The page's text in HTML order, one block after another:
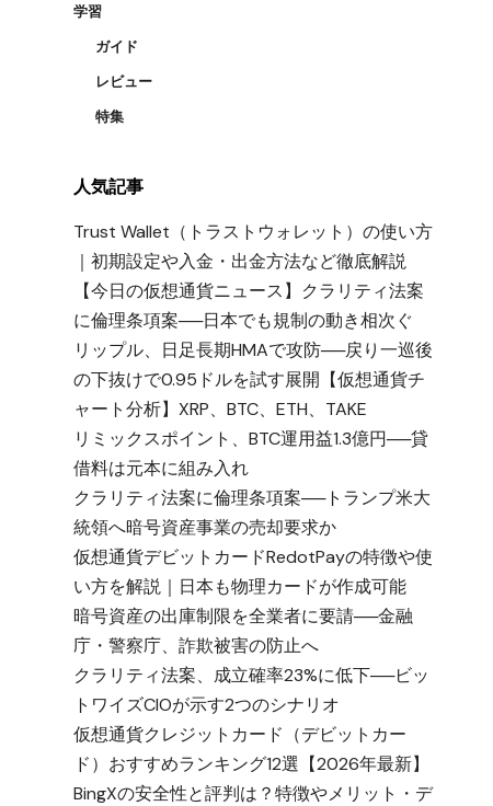
学習
ガイド
レビュー
特集
人気記事
Trust Wallet（トラストウォレット）の使い方
｜初期設定や入金・出金方法など徹底解説
【今日の仮想通貨ニュース】クラリティ法案
に倫理条項案──日本でも規制の動き相次ぐ
リップル、日足長期HMAで攻防──戻り一巡後
の下抜けで0.95ドルを試す展開【仮想通貨チ
ャート分析】XRP、BTC、ETH、TAKE
リミックスポイント、BTC運用益1.3億円──貸
借料は元本に組み入れ
クラリティ法案に倫理条項案──トランプ米大
統領へ暗号資産事業の売却要求か
仮想通貨デビットカードRedotPayの特徴や使
い方を解説｜日本も物理カードが作成可能
暗号資産の出庫制限を全業者に要請──金融
庁・警察庁、詐欺被害の防止へ
クラリティ法案、成立確率23%に低下──ビッ
トワイズCIOが示す2つのシナリオ
仮想通貨クレジットカード（デビットカー
ド）おすすめランキング12選【2026年最新】
BingXの安全性と評判は？特徴やメリット・デ